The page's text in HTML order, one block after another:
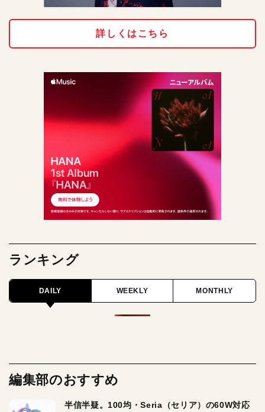
詳しくはこちら
ランキング
DAILY WEEKLY MONTHLY
編集部のおすすめ
半信半疑。100均・Seria（セリア）の60W対応